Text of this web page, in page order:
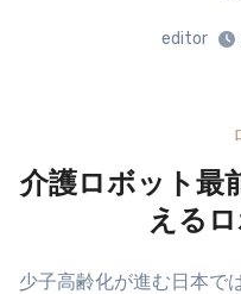
editor
介護ロボット最
える
少子高齢化が進む日本では、介護人材の不足が深刻な社会